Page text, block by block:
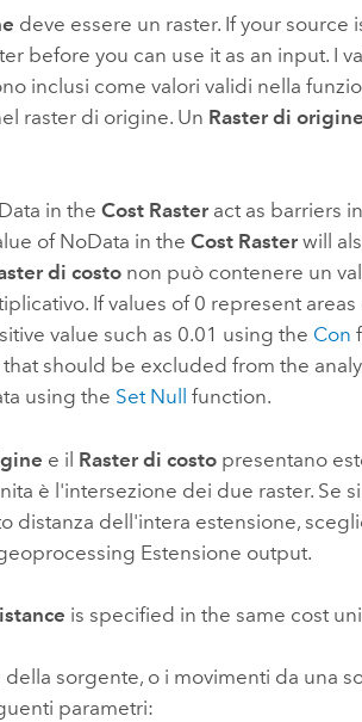
deve essere un raster. If your source
before you can use it as an input. I
inclusi come valori validi nella
raster di origine. Un Raster di origine
in theCost Raster act as barriers
of NoData in theCost Raster will
di costo non può contenere un
If values of 0 represent
value such as 0.01 using the Con
should be excluded from the
using the Set Null function.
e il Raster di costo presentano
è l'intersezione dei due raster. Se
distanza dell'intera estensione,
Estensione output.
is specified in the same cost
sorgente, o i movimenti da una
parametri: